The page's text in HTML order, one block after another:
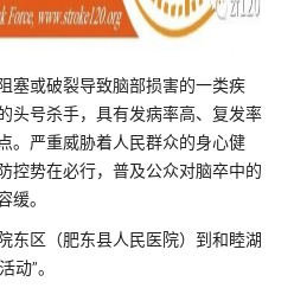
塞或破裂导致脑部损害的一类疾
头号杀手，具有发病率高、复发率
。严重威胁着人民群众的身心健
控势在必行，普及公众对脑卒中的
缓。
东区（肥东县人民医院）到和睦湖
动”。